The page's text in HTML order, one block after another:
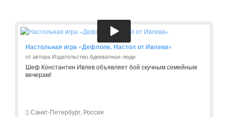
Настольная игра «Дефлопе. Настол от Ивлева»
от автора Издательство Адекватные люди
Шеф Константин Ивлев объявляет бой скучным семейным
вечерам!
Санкт-Петербург, Россия